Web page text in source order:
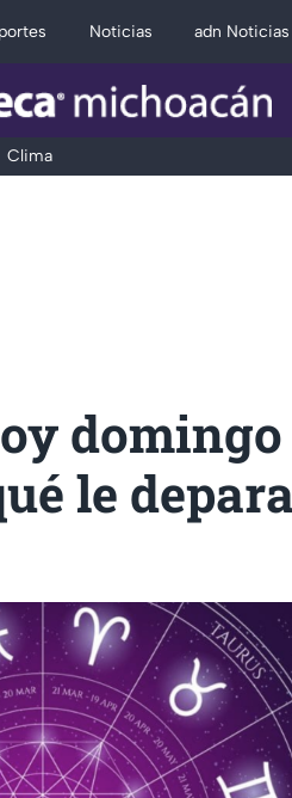
Noticias adn Noticias
Clima
domingo
le